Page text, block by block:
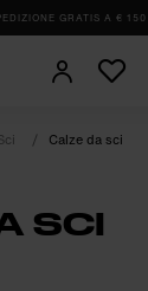
GRATIS A €
Calze da sci
SCI